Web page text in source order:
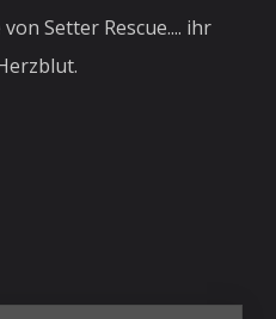
Setter Rescue.... ihr